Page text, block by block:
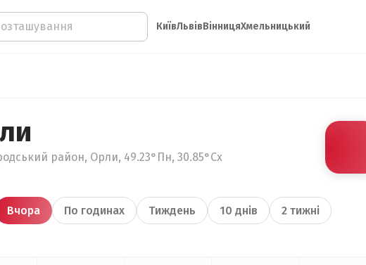
КиївЛьвівВінницяХмельницький
район, Орли, 49.23°Пн, 30.85°Сх
Вчора По годинах Тиждень 10 днів 2 тижні